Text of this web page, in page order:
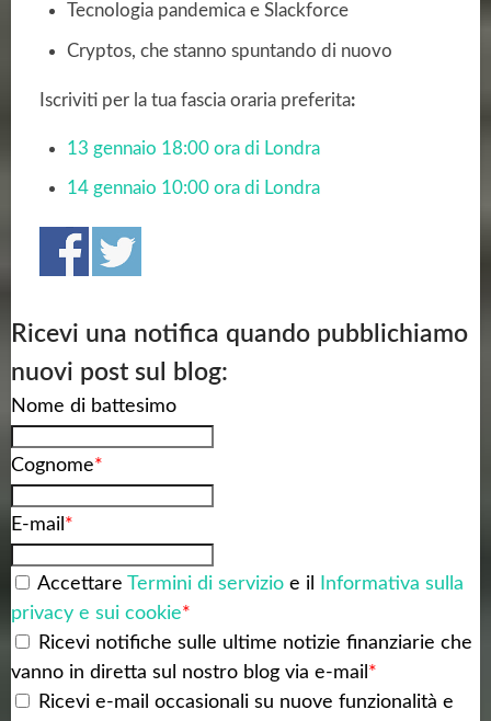
Tecnologia pandemica e Slackforce
Cryptos, che stanno spuntando di nuovo
Iscriviti per la tua fascia oraria preferita:
13 gennaio 18:00 ora di Londra
14 gennaio 10:00 ora di Londra
Ricevi una notifica quando pubblichiamo
nuovi post sul blog:
Nome di battesimo
Cognome*
E-mail *
Accettare Termini di servizio e il
Informativa sulla
privacy e sui cookie*
Ricevi notifiche sulle ultime notizie finanziarie che
vanno in diretta sul nostro blog via e-mail *
Ricevi e-mail occasionali su nuove funzionalità e